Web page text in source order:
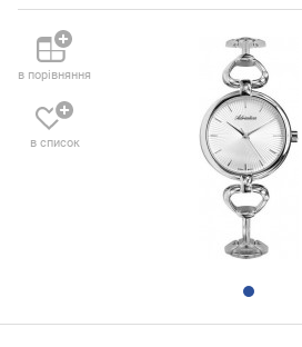
в порівняння
в список